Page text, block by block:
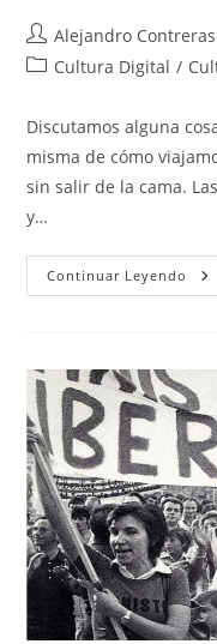
Autor
de
Alejandro Contreras
Categoría
la
entrada:
Cultura Digital /
Discutamos alguna
misma de cómo
sin salir de la cama.
y…
Continuar Leyendo